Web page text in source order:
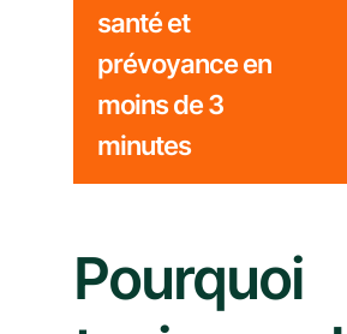
santé et
prévoyance en
moins de 3
minutes
Pourquoi